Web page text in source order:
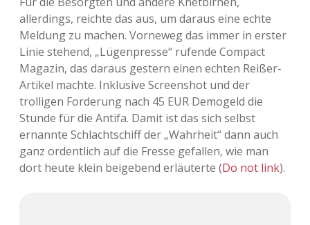
allerdings, reichte das aus, um daraus eine echte
Meldung zu machen. Vorneweg das immer in erster
Linie stehend, „Lügenpresse“ rufende Compact
Magazin, das daraus gestern einen echten Reißer-
Artikel machte. Inklusive Screenshot und der
trolligen Forderung nach 45 EUR Demogeld die
Stunde für die Antifa. Damit ist das sich selbst
ernannte Schlachtschiff der „Wahrheit“ dann auch
ganz ordentlich auf die Fresse gefallen, wie man
dort heute klein beigebend erläuterte (Do not link).